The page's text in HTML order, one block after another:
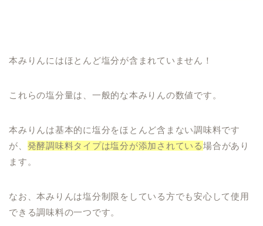
本みりんにはほとんど塩分が含まれていません！
これらの塩分量は、一般的な本みりんの数値です。
本みりんは基本的に塩分をほとんど含まない調味料です
が、 発酵調味料タイプは塩分が添加されている場合があり
ます。
なお、本みりんは塩分制限をしている方でも安心して使用
できる調味料の一つです。